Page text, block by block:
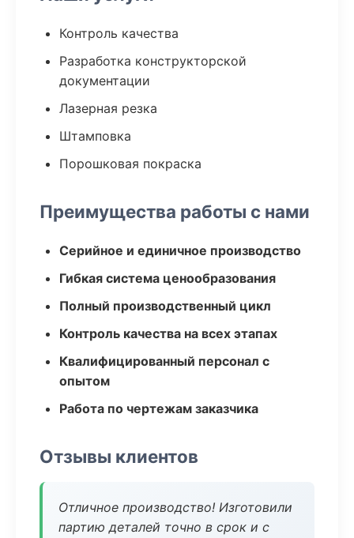
Контроль качества
Разработка конструкторской
документации
Лазерная резка
Штамповка
Порошковая покраска
Преимущества работы с нами
Серийное и единичное производство
Гибкая система ценообразования
Полный производственный цикл
Контроль качества на всех этапах
Квалифицированный персонал с
опытом
Работа по чертежам заказчика
Отзывы клиентов
Отличное производство! Изготовили
партию деталей точно в срок и с